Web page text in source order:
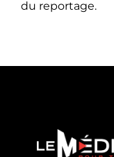
du reportage.